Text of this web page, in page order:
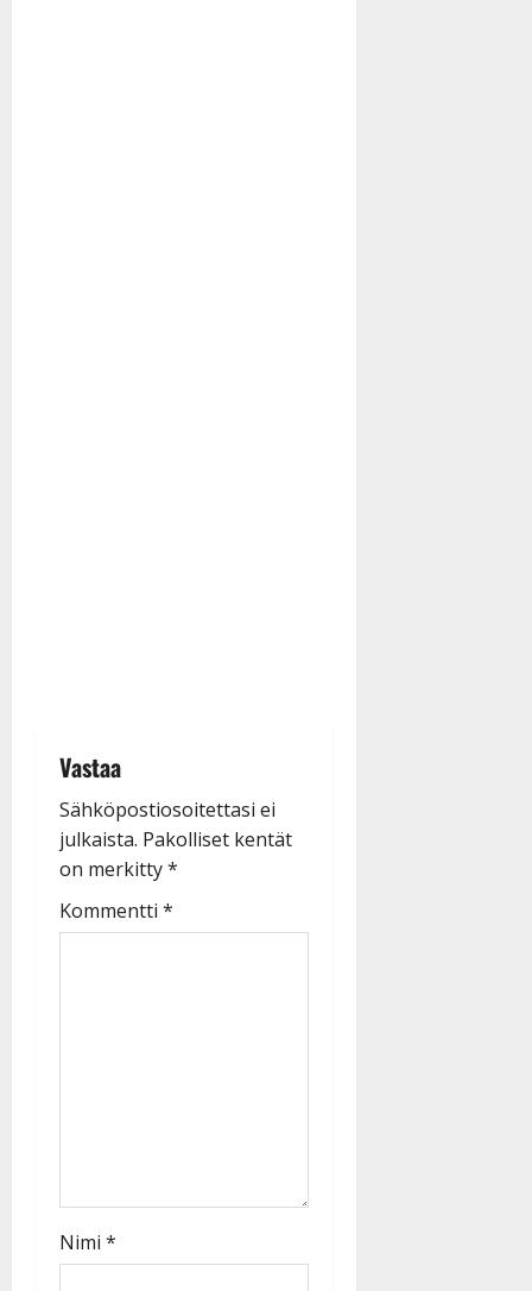
Vastaa
Sähköpostiosoitettasi ei
julkaista. Pakolliset kentät
on merkitty*
Kommentti *
Nimi *